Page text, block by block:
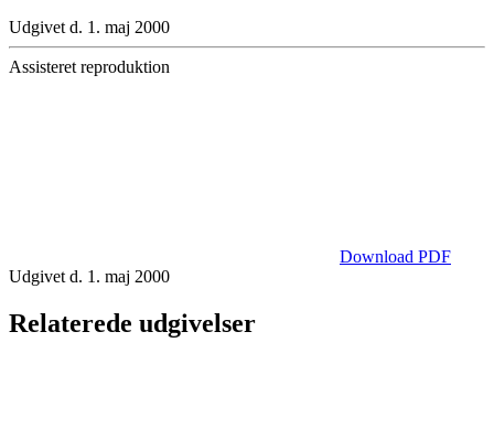
Udgivet d. 1. maj 2000
Assisteret reproduktion
Download PDF
Udgivet d. 1. maj 2000
Relaterede udgivelser